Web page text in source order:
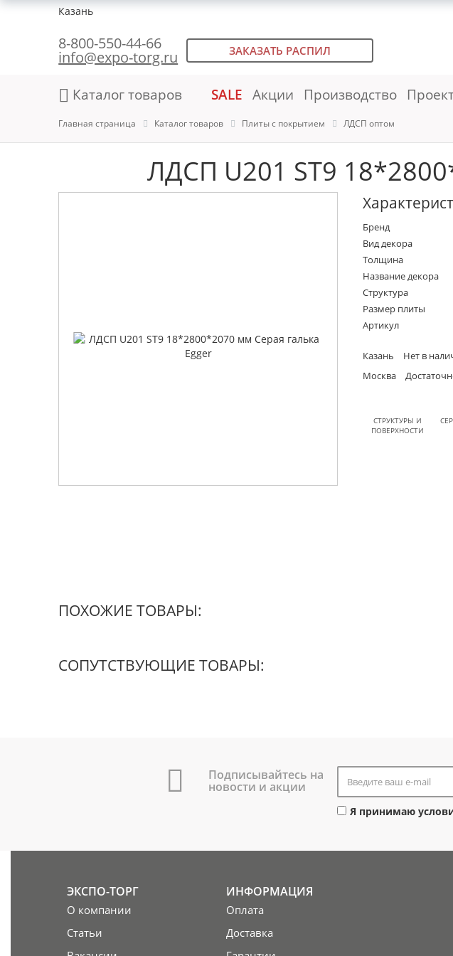
Казань
8-800-550-44-66
info@expo-torg.ru ЗАКАЗАТЬ РАСПИЛ
Каталог товаров SALE Акции Производство
Главная страница Каталог товаров Плиты с покрытием ЛДСП оптом
ЛДСП U201 ST9
Бренд
Вид декора
Толщина
Название декора
Структура
Размер плиты
Артикул
Казань
Нет в
Москва
СТРУКТУРЫ И
ПОВЕРХНОСТИ
ПОХОЖИЕ ТОВАРЫ:
СОПУТСТВУЮЩИЕ ТОВАРЫ:
Подписывайтесь на
новости и акции
Я принимаю
ЭКСПО-ТОРГ
О компании
Статьи
ИНФОРМАЦИЯ
Оплата
Доставка